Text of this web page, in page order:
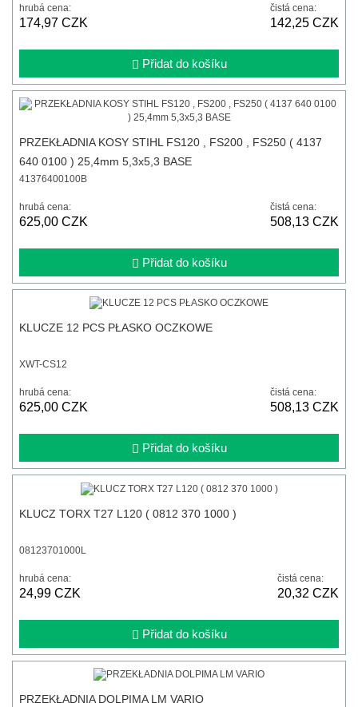
hrubá cena:
174,97 CZK
čistá cena:
142,25 CZK
Přidat do košíku
PRZEKŁADNIA KOSY STIHL FS120 , FS200 , FS250 ( 4137
640 0100 ) 25,4mm 5,3x5,3 BASE
41376400100B
hrubá cena:
625,00 CZK
čistá cena:
508,13 CZK
Přidat do košíku
KLUCZE 12 PCS PŁASKO OCZKOWE
XWT-CS12
hrubá cena:
625,00 CZK
čistá cena:
508,13 CZK
Přidat do košíku
KLUCZ TORX T27 L120 ( 0812 370 1000 )
08123701000L
hrubá cena:
24,99 CZK
čistá cena:
20,32 CZK
Přidat do košíku
PRZEKŁADNIA DOLPIMA LM VARIO